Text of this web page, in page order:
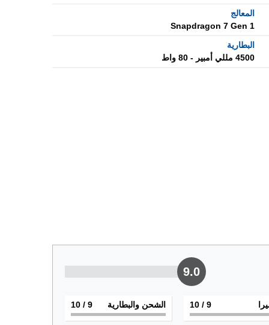
المعالج
Snapdragon 7 Gen 1
البطارية
4500 مللي أمبير - 80 واط
9.0
9
/ 10 الشحن والبطارية 9
/ 10